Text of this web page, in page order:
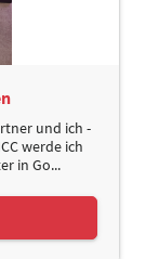
und ich -
werde ich
in Go...